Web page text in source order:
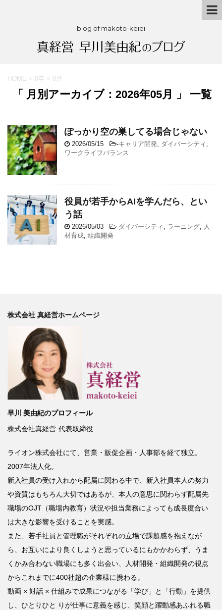
blog of makoto-keiei
HOME > 0年 > 0月
「 月別アーカイブ：2026年05月 」 一覧
ぽっかり空の巣してる場合じゃない
2026/05/15 -キャリア開発, ダイバーシティ ,
ワークライフバランス
役員が若手からAIを学んだら、とい
う話
2026/05/03 -ダイバーシティ , ラーニング, 人
材育成, 組織開発
株式会社 真経営ホームページ
早川 美由紀のプロフィール
株式会社真経営 代表取締役
ライオン株式会社にて、営業・販促企画・人事部を経て独立。
2007年法人化。
新入社員の受け入れから配属に関わる中で、新入社員本人の努力
や資質はもちろん大切ではあるが、本人の意思に関わらず配属先
職場のOJT （職場内教育）状況や担当業務によっても成長度合い
は大きな影響を受けることを実感。
また、若手社員と管理職がそれぞれの立場で課題感を抱えなが
ら、お互いにより良くしようと思っているにもかかわらず、うま
くかみ合わない職場にも多く出会い、人材開発・組織開発の視点
からこれまでに400社超の企業様に携わる。
動画 × 対話 × 仕組みで成果につながる「学び」と「行動」を提供
し、ひとりひと
りが仕事に意義を感じ、笑顔と躍動感あふれる職